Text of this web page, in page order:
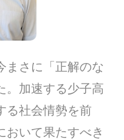
まさに「正解のな
。加速する少子高
る社会情勢を前
おいて果たすべき